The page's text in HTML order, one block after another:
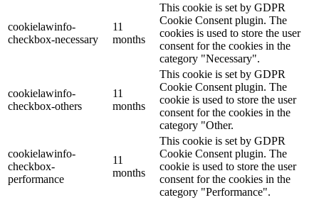
cookielawinfo-
checkbox-necessary
11
months
This cookie is set by GDPR
Cookie Consent plugin. The
cookies is used to store the user
consent for the cookies in the
category "Necessary".
cookielawinfo-
checkbox-others
11
months
This cookie is set by GDPR
Cookie Consent plugin. The
cookie is used to store the user
consent for the cookies in the
category "Other.
cookielawinfo-
checkbox-
performance
11
months
This cookie is set by GDPR
Cookie Consent plugin. The
cookie is used to store the user
consent for the cookies in the
category "Performance".